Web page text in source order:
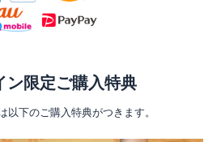
ン限定ご購入特典
以下のご購入特典がつきます。